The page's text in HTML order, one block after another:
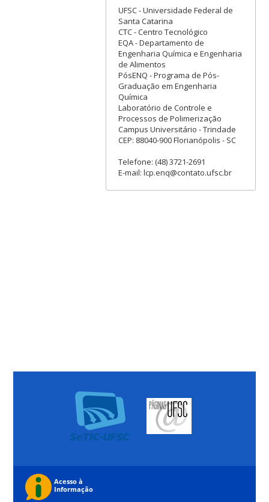
UFSC - Universidade Federal de
Santa Catarina
CTC - Centro Tecnológico
EQA - Departamento de
Engenharia Química e Engenharia
de Alimentos
PósENQ - Programa de Pós-
Graduação em Engenharia
Química
Laboratório de Controle e
Processos de Polimerização
Campus Universitário - Trindade
CEP: 88040-900 Florianópolis - SC
Telefone: (48) 3721-2691
E-mail: lcp.enq@contato.ufsc.br